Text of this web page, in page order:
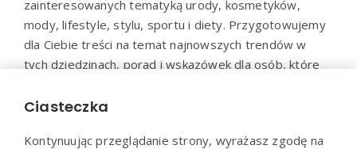
zainteresowanych tematyką urody, kosmetyków,
mody, lifestyle, stylu, sportu i diety. Przygotowujemy
dla Ciebie treści na temat najnowszych trendów w
tych dziedzinach, porad i wskazówek dla osób, które
Dołącz do naszej społeczności i bądź na bieżąco z
Ciasteczka
Kontynuując przeglądanie strony, wyrażasz zgodę na